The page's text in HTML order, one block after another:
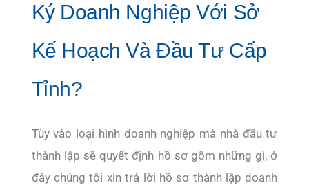
Ký Doanh Nghiệp Với Sở
Kế Hoạch Và Đầu Tư Cấp
Tỉnh?
Tùy vào loại hình doanh nghiệp mà nhà đầu tư
thành lập sẽ quyết định hồ sơ gồm những gì, ở
đây chúng tôi xin trả lời hồ sơ thành lập doanh